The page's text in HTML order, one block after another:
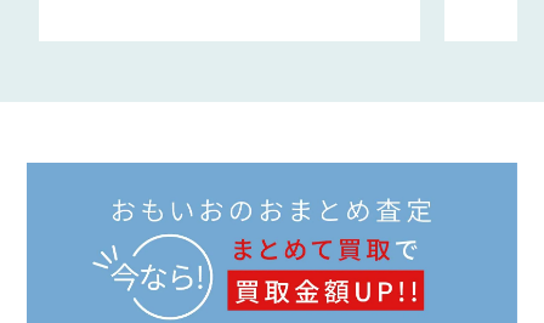
ディーヴァ ドリーム イヤリングシルバー
¥750,000
ディーヴァ ドリーム イヤリングダイヤモンド
¥150,000